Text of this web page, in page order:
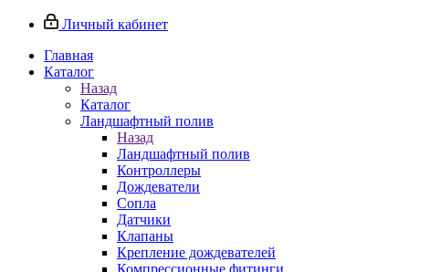
Личный кабинет
Главная
Каталог
Назад
Каталог
Ландшафтный полив
Назад
Ландшафтный полив
Контроллеры
Дождеватели
Сопла
Датчики
Клапаны
Крепление дождевателей